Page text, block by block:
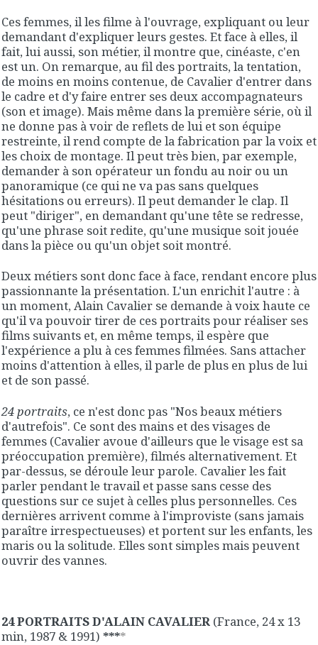
Ces femmes, il les filme à l'ouvrage, expliquant ou leur
demandant d'expliquer leurs gestes. Et face à elles, il
fait, lui aussi, son métier, il montre que, cinéaste, c'en
est un. On remarque, au fil des portraits, la tentation,
de moins en moins contenue, de Cavalier d'entrer dans
le cadre et d'y faire entrer ses deux accompagnateurs
(son et image). Mais même dans la première série, où il
ne donne pas à voir de reflets de lui et son équipe
restreinte, il rend compte de la fabrication par la voix et
les choix de montage. Il peut très bien, par exemple,
demander à son opérateur un fondu au noir ou un
panoramique (ce qui ne va pas sans quelques
hésitations ou erreurs). Il peut demander le clap. Il
peut "diriger", en demandant qu'une tête se redresse,
qu'une phrase soit redite, qu'une musique soit jouée
dans la pièce ou qu'un objet soit montré.
Deux métiers sont donc face à face, rendant encore plus
passionnante la présentation. L'un enrichit l'autre : à
un moment, Alain Cavalier se demande à voix haute ce
qu'il va pouvoir tirer de ces portraits pour réaliser ses
films suivants et, en même temps, il espère que
l'expérience a plu à ces femmes filmées. Sans attacher
moins d'attention à elles, il parle de plus en plus de lui
et de son passé.
24 portraits, ce n'est donc pas "Nos beaux métiers
d'autrefois". Ce sont des mains et des visages de
femmes (Cavalier avoue d'ailleurs que le visage est sa
préoccupation première), filmés alternativement. Et
par-dessus, se déroule leur parole. Cavalier les fait
parler pendant le travail et passe sans cesse des
questions sur ce sujet à celles plus personnelles. Ces
dernières arrivent comme à l'improviste (sans jamais
paraître irrespectueuses) et portent sur les enfants, les
maris ou la solitude. Elles sont simples mais peuvent
ouvrir des vannes.
24 PORTRAITS D'ALAIN CAVALIER (France, 24 x 13
min, 1987 & 1991) ****